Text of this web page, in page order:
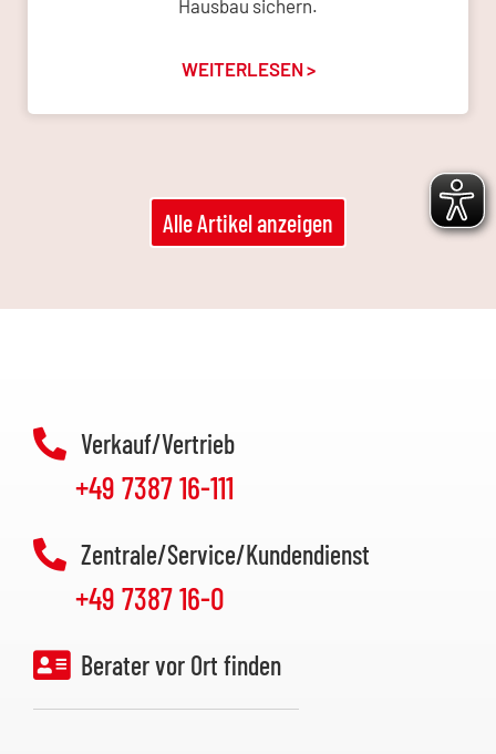
Hausbau sichern.
WEITERLESEN >
Alle Artikel anzeigen
Verkauf/Vertrieb
+49 7387 16-111
Zentrale/Service/Kundendienst
+49 7387 16-0
Berater vor Ort finden